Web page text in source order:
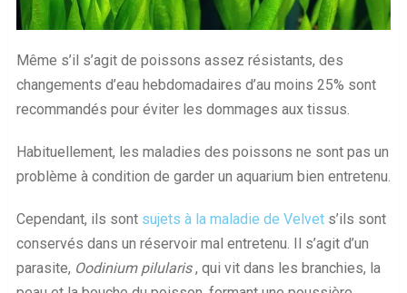
Même s’il s’agit de poissons assez résistants, des
changements d’eau hebdomadaires d’au moins 25% sont
recommandés pour éviter les dommages aux tissus.
Habituellement, les maladies des poissons ne sont pas un
problème à condition de garder un aquarium bien entretenu.
Cependant, ils sont sujets à la maladie de Velvets’ils sont
conservés dans un réservoir mal entretenu. Il s’agit d’un
parasite, Oodinium pilularis, qui vit dans les branchies, la